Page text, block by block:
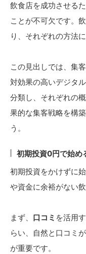
飲食店を成功させる
ことが不可欠です。
り、それぞれの方法
この見出しでは、集
対効果の高いデジタ
分類し、それぞれの
果的な集客戦略を構
う。
初期投資0円で始め
初期投資をかけずに
や資金に余裕がない
まず、 口コミ を活用
らい、自然と口コミ
が重要です。